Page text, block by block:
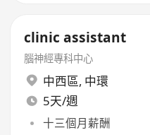
clinic assistant
腦神經專科中心
中西區, 中環
5天/週
十三個月薪酬